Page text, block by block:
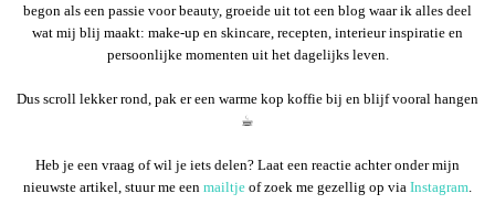
begon als een passie voor beauty, groeide uit tot een blog waar ik alles deel
wat mij blij maakt: make-up en skincare, recepten, interieur inspiratie en
persoonlijke momenten uit het dagelijks leven.
Dus scroll lekker rond, pak er een warme kop koffie bij en blijf vooral hangen
☕︎
Heb je een vraag of wil je iets delen? Laat een reactie achter onder mijn
nieuwste artikel, stuur me een mailtje of zoek me gezellig op via Instagram